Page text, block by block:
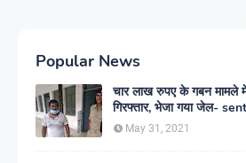
Popular News
चार लाख रुपए के गबन मामले
गिरफ्तार, भेजा गया जेल-
May 31, 2021